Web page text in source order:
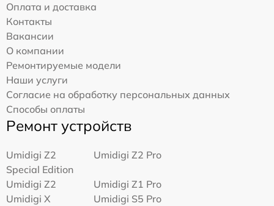
Оплата и доставка
Контакты
Вакансии
О компании
Ремонтируемые модели
Наши услуги
Согласие на обработку персональных данных
Способы оплаты
Ремонт устройств
Umidigi Z2
Special Edition
Umidigi Z2 Pro
Umidigi Z2
Umidigi Z1 Pro
Umidigi X
Umidigi S5 Pro